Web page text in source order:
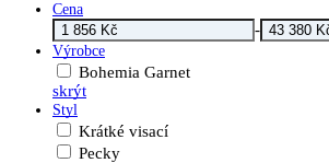
Cena
-
Výrobce
Bohemia Garnet
skrýt
Styl
Krátké visací
Pecky